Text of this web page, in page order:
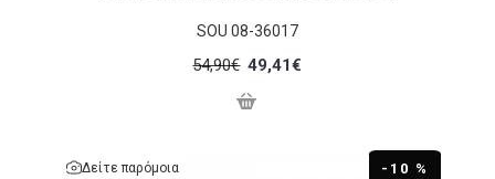
SOU 08-36017
54,90€ 49,41€
-10 %
Δείτε παρόμοια